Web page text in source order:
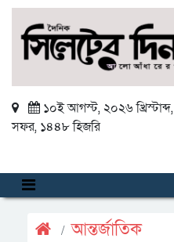
১০ই আগস্ট, ২০২৬ খ্রিস্টাব্দ,
সফর, ১৪৪৮ হিজরি
আন্তর্জাতিক